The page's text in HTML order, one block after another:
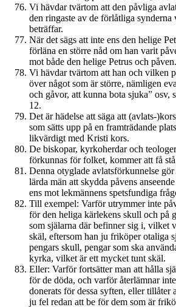
Vi hävdar tvärtom att den påvliga
den ringaste av de förlåtliga synderna
beträffar.
När det sägs att inte ens den helige
förläna en större nåd om han varit
mot både den helige Petrus och påven.
Vi hävdar tvärtom att han och vilken
över något som är större, nämligen
och gåvor, att kunna bota sjuka” osv,
12.
Det är hädelse att säga att (avlats-
som sätts upp på en framträdande
likvärdigt med Kristi kors.
De biskopar, kyrkoherdar och
förkunnas för folket, kommer att få
Denna otyglade avlatsförkunnelse
lärda män att skydda påvens
ens mot lekmännens spetsfundiga
Till exempel: Varför utrymmer inte
för den heliga kärlekens skull och på
som själarna där befinner sig i, vilket
skäl, eftersom han ju friköper otaliga
pengars skull, pengar som ska
kyrka, vilket är ett mycket tunt skäl.
Eller: Varför fortsätter man att hålla
för de döda, och varför återlämnar
donerats för dessa syften, eller tillåter
ju fel redan att be för dem som är